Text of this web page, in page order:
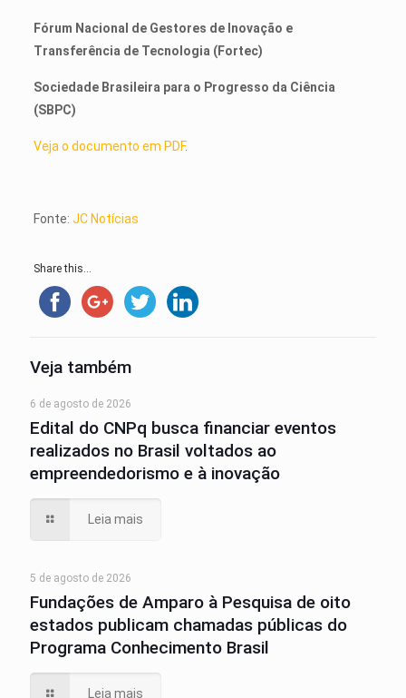
Fórum Nacional de Gestores de Inovação e
Transferência de Tecnologia (Fortec)
Sociedade Brasileira para o Progresso da Ciência
(SBPC)
Veja o documento em PDF.
Fonte: JC Notícias
Share this...
Veja também
6 de agosto de 2026
Edital do CNPq busca financiar eventos
realizados no Brasil voltados ao
empreendedorismo e à inovação
Leia mais
5 de agosto de 2026
Fundações de Amparo à Pesquisa de oito
estados publicam chamadas públicas do
Programa Conhecimento Brasil
Leia mais